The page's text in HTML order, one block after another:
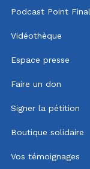
Podcast Point Final
Vidéothèque
Espace presse
Faire un don
Signer la pétition
Boutique solidaire
Vos témoignages